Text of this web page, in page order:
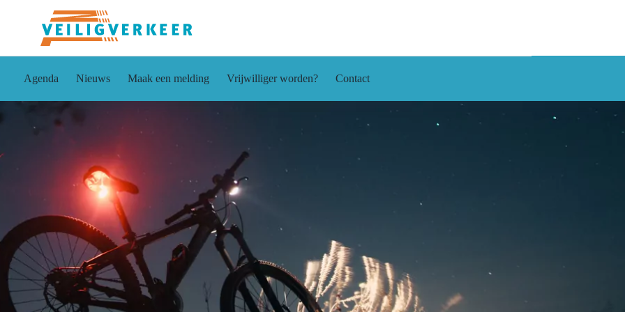
Agenda Nieuws Maak een melding Vrijwilliger worden? Contact